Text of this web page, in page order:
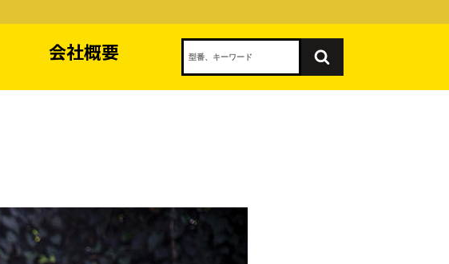
generator
ガソリン発電機3800
会社概要 Search